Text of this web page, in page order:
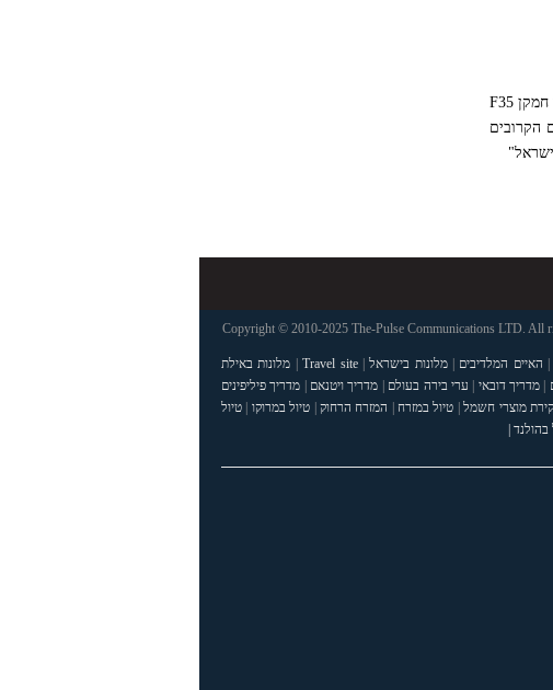
ישראל וארצות הברית חתמו על הסכם לרכישת טייסת חמקן הראשונה. ישראל תהיה המדינה הראשונה שתקבל מטוסי חמקן F35
הקרובים
Copyright © 2010-2025 The-Pulse Communications LTD. All
| האיים המלדיבים |מלונות בישראל|
Travel site
| מלונות באילת
|מדריך דובאי | ערי בירה בעולם | מדריך ויטנאם | מדריך פיליפינים
מוצרי חשמל| טיול במזרח | המזרח הרחוק | טיול במרוקו | טיול
בהולנד |